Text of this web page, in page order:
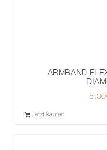
ARMBAND
Jetzt kaufen